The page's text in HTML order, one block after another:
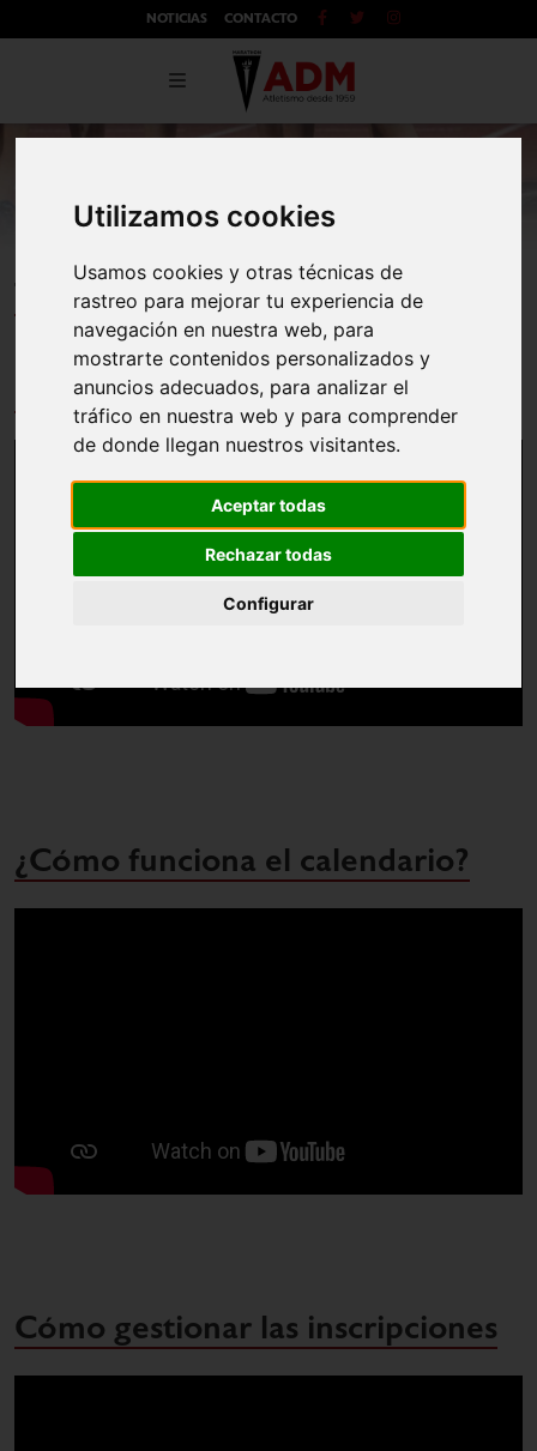
Utilizamos cookies
Usamos cookies y otras técnicas de
rastreo para mejorar tu experiencia de
navegación en nuestra web, para
mostrarte contenidos personalizados y
anuncios adecuados, para analizar el
tráfico en nuestra web y para comprender
de donde llegan nuestros visitantes.
Aceptar todas
Rechazar todas
Configurar
NOTICIAS CONTACTO
Tutoriales
¿Cómo entrar al calendario FAM?
¿Cómo funciona el calendario?
Cómo gestionar las inscripciones